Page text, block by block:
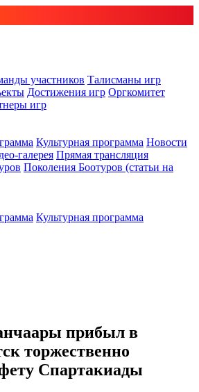
участников Талисманы игр
Достижения игр Оргкомитет
игр
Культурная программа Новости
галерея Прямая трансляция
Поколения Боотуров (статьи на
Культурная программа
прибыл в
торжественно
Спартакиады